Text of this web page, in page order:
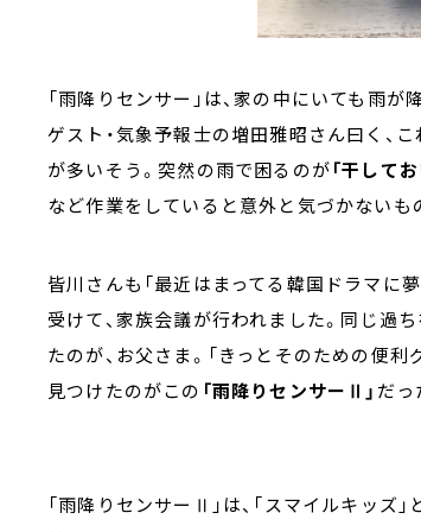
「雨降りセンサー」は、家の中にいても雨
ゲスト・気象予報士の増田雅昭さん曰く、
が多いそう。突然の雨で困るのが「干して
など作業をしていると意外と気づかないも
皆川さんも「最近はまってる韓国ドラマに
受けて、家族会議が行われました。同じ過
たのが、お父さま。「きっとそのための便
見つけたのがこの 「雨降りセンサーⅡ」 だっ
「雨降りセンサーⅡ」は、「スマイルキッズ